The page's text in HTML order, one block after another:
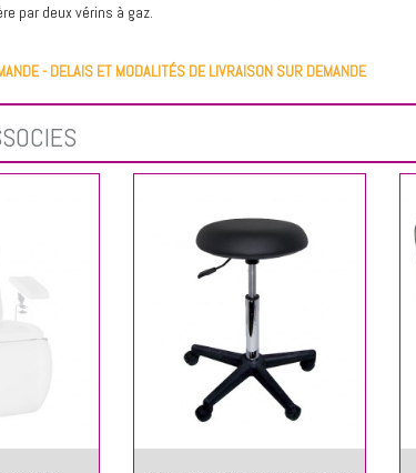
par deux vérins à gaz.
- DELAIS ET MODALITÉS DE LIVRAISON SUR DEMANDE